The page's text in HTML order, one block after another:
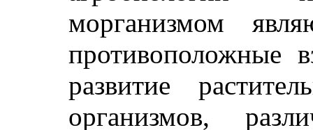
морганизмом
противоположные
развитие
организмов,